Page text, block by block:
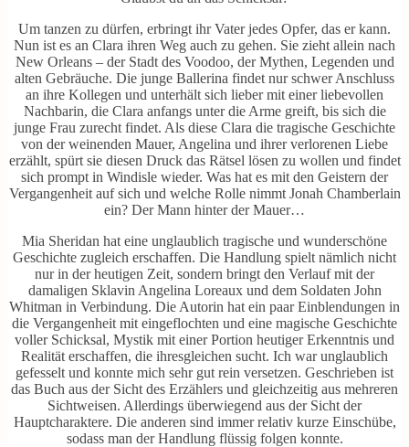
Um tanzen zu dürfen, erbringt ihr Vater jedes Opfer, das er kann.
Nun ist es an Clara ihren Weg auch zu gehen. Sie zieht allein nach
New Orleans – der Stadt des Voodoo, der Mythen, Legenden und
alten Gebräuche. Die junge Ballerina findet nur schwer Anschluss
an ihre Kollegen und unterhält sich lieber mit einer liebevollen
Nachbarin, die Clara anfangs unter die Arme greift, bis sich die
junge Frau zurecht findet. Als diese Clara die tragische Geschichte
von der weinenden Mauer, Angelina und ihrer verlorenen Liebe
erzählt, spürt sie diesen Druck das Rätsel lösen zu wollen und findet
sich prompt in Windisle wieder. Was hat es mit den Geistern der
Vergangenheit auf sich und welche Rolle nimmt Jonah Chamberlain
ein? Der Mann hinter der Mauer…
Mia Sheridan hat eine unglaublich tragische und wunderschöne
Geschichte zugleich erschaffen. Die Handlung spielt nämlich nicht
nur in der heutigen Zeit, sondern bringt den Verlauf mit der
damaligen Sklavin Angelina Loreaux und dem Soldaten John
Whitman in Verbindung. Die Autorin hat ein paar Einblendungen in
die Vergangenheit mit eingeflochten und eine magische Geschichte
voller Schicksal, Mystik mit einer Portion heutiger Erkenntnis und
Realität erschaffen, die ihresgleichen sucht. Ich war unglaublich
gefesselt und konnte mich sehr gut rein versetzen. Geschrieben ist
das Buch aus der Sicht des Erzählers und gleichzeitig aus mehreren
Sichtweisen. Allerdings überwiegend aus der Sicht der
Hauptcharaktere. Die anderen sind immer relativ kurze Einschübe,
sodass man der Handlung flüssig folgen konnte.